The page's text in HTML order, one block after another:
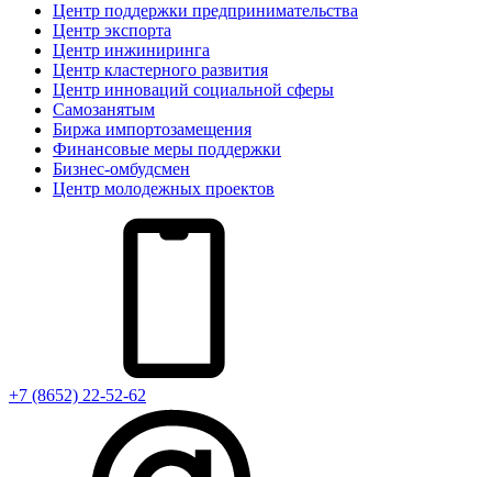
Центр поддержки предпринимательства
Центр экспорта
Центр инжиниринга
Центр кластерного развития
Центр инноваций социальной сферы
Cамозанятым
Биржа импортозамещения
Финансовые меры поддержки
Бизнес-омбудсмен
Центр молодежных проектов
+7 (8652) 22-52-62